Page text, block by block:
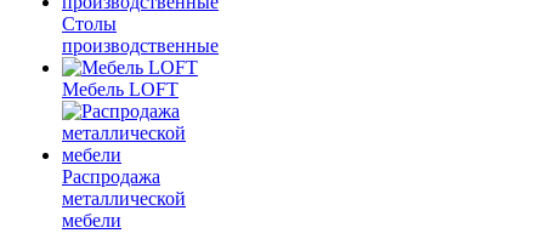
Столы
производственные
Мебель LOFT
Распродажа
металлической
мебели